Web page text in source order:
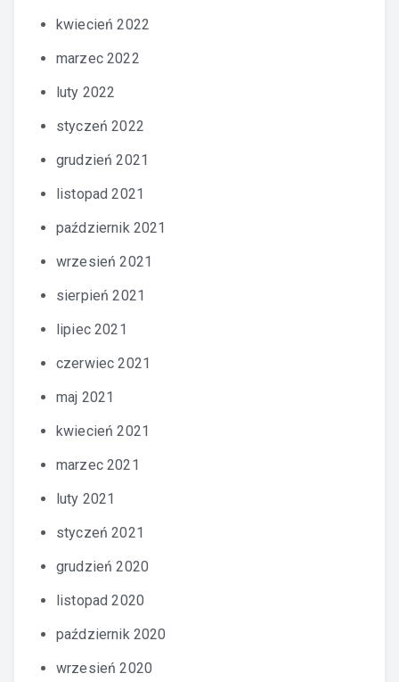
kwiecień 2022
marzec 2022
luty 2022
styczeń 2022
grudzień 2021
listopad 2021
październik 2021
wrzesień 2021
sierpień 2021
lipiec 2021
czerwiec 2021
maj 2021
kwiecień 2021
marzec 2021
luty 2021
styczeń 2021
grudzień 2020
listopad 2020
październik 2020
wrzesień 2020